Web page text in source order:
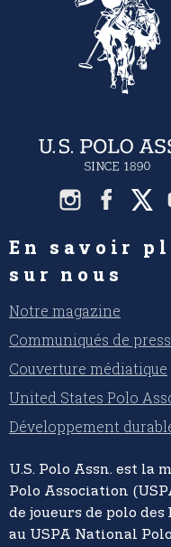
En savoir
sur nous
Notre magazine
Communiqués de
Couverture médiatique
United States Polo
Développement
U.S. Polo Assn. est la
Polo Association
de joueurs de polo
au USPA National